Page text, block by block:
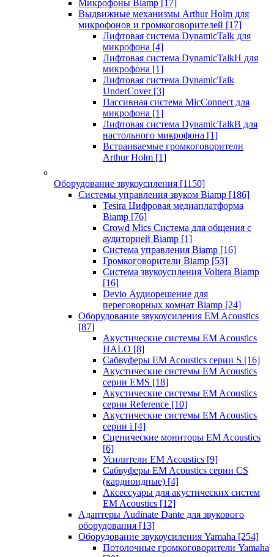
Микрофоны Biamp [17]
Выдвижные механизмы Arthur Holm для
микрофонов и громкоговорителей [17]
Лифтовая система DynamicTalk для
микрофона [4]
Лифтовая система DynamicTalkH для
микрофона [1]
Лифтовая система DynamicTalk
UnderCover [3]
Пассивная система MicConnect для
микрофона [1]
Лифтовая система DynamicTalkB для
настольного микрофона [1]
Встраиваемые громкоговорители
Arthur Holm [1]
Оборудование звукоусиления [1150]
Системы управления звуком Biamp [186]
Tesira Цифровая медиаплатформа
Biamp [76]
Crowd Mics Система для общения с
аудиторией Biamp [1]
Система управления Biamp [16]
Громкоговорители Biamp [53]
Система звукоусиления Voltera Biamp
[16]
Devio Аудиорешение для
переговорных комнат Biamp [24]
Оборудование звукоусиления EM Acoustics
[87]
Акустические системы EM Acoustics
HALO [8]
Сабвуферы EM Acoustics серии S [16]
Акустические системы EM Acoustics
серии EMS [18]
Акустические системы EM Acoustics
серии Reference [10]
Акустические системы EM Acoustics
серии i [4]
Сценические мониторы EM Acoustics
[6]
Усилители EM Acoustics [9]
Сабвуферы EM Acoustics серии CS
(кардиоидные) [4]
Аксессуары для акустических систем
EM Acoustics [12]
Адаптеры Audinate Dante для звукового
оборудования [13]
Оборудование звукоусиления Yamaha [254]
Потолочные громкоговорители Yamaha